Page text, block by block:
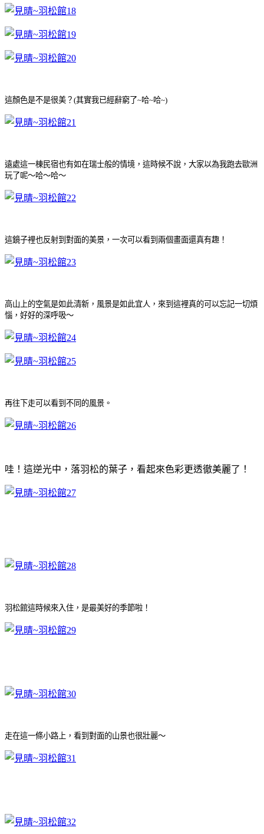
這顏色是不是很美？(其實我已經辭窮了~哈~哈~)
遠處這一棟民宿也有如在瑞士般的情境，這時候不說，大家以為我跑去歐洲
玩了呢～哈～哈～
這鏡子裡也反射到對面的美景，一次可以看到兩個畫面還真有趣！
高山上的空氣是如此清新，風景是如此宜人，來到這裡真的可以忘記一切煩
惱，好好的深呼吸～
再往下走可以看到不同的風景 。
哇！這逆光中，落羽松的葉子，看起來色彩更透徹美麗了！
羽松館這時候來入住，是最美好的季節啦！
走在這一條小路上，看到對面的山景也很壯麗～